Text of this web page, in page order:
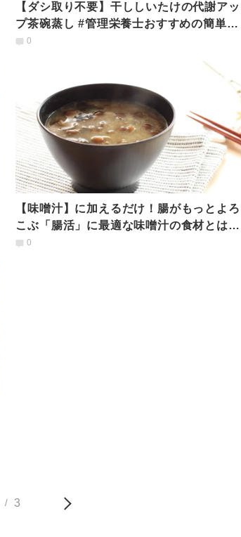
【ダシ取り不要】干ししいたけの代謝アッ
プ茶碗蒸し #管理栄養士おすすめの簡単ダ
イエットレシピ
0
【味噌汁】に加えるだけ！腸がもっとよろ
こぶ「腸活」に最適な味噌汁の食材とは？
管理栄養士が解説
0
/ 3